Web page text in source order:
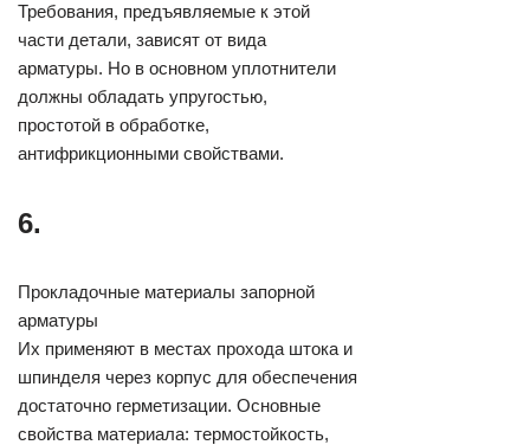
Требования, предъявляемые к этой
части детали, зависят от вида
арматуры. Но в основном уплотнители
должны обладать упругостью,
простотой в обработке,
антифрикционными свойствами.
6.
Прокладочные материалы запорной
арматуры
Их применяют в местах прохода штока и
шпинделя через корпус для обеспечения
достаточно герметизации. Основные
свойства материала: термостойкость,